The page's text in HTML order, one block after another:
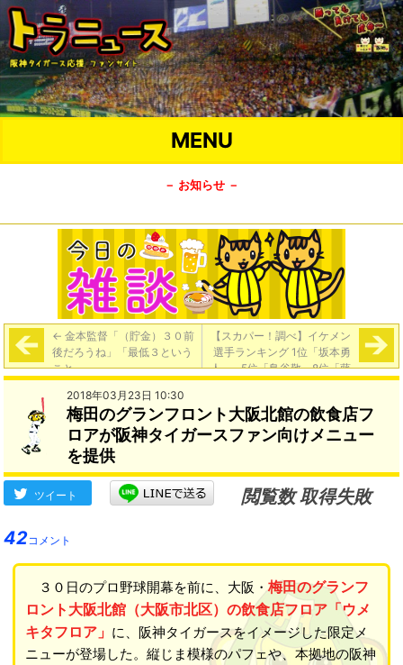
MENU
－ お知らせ －
← 金本監督「（貯金）３０前
後だろうね」「最低３という
こと」
【スカパー！調べ】イケメン
選手ランキング 1位「坂本勇
人」…5位「鳥谷敬」8位「藤
浪晋太郎」→
2018年03月23日 10:30
梅田のグランフロント大阪北館の飲食店フ
ロアが阪神タイガースファン向けメニュー
を提供
ツイート
閲覧数 取得失敗
42コメント
３０日のプロ野球開幕を前に、大阪・梅田のグランフ
ロント大阪北館（大阪市北区）の飲食店フロア「ウメ
キタフロア」 に、阪神タイガースをイメージした限定メ
ニューが登場した。縦じま模様のパフェや、本拠地の阪神